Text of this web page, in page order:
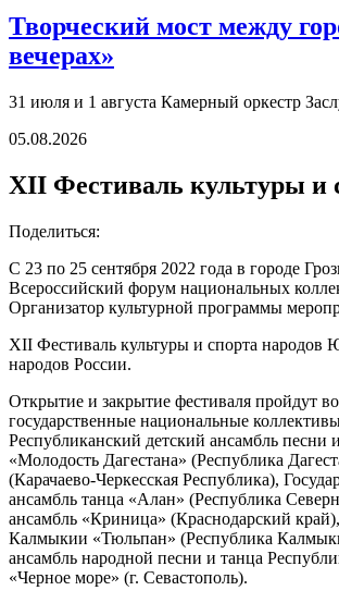
Творческий мост между
вечерах»
31 июля и 1 августа Камерный оркестр
05.08.2026
XII Фестиваль культуры и
Поделиться:
С 23 по 25 сентября 2022 года в городе
Всероссийский форум национальных
Организатор культурной программы
XII Фестиваль культуры и спорта народов
народов России.
Открытие и закрытие фестиваля пройдут
государственные национальные
Республиканский детский ансамбль
«Молодость Дагестана» (Республика
(Карачаево-Черкесская Республика),
ансамбль танца «Алан» (Республика
ансамбль «Криница» (Краснодарский
Калмыкии «Тюльпан» (Республика
ансамбль народной песни и танца
«Черное море» (г. Севастополь).